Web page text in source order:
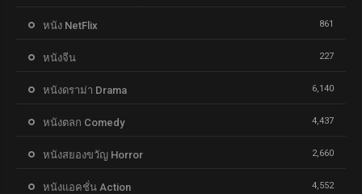
หนัง NetFlix 861
หนังจีน 227
หนังดราม่า Drama 6,140
หนังตลก Comedy 4,437
หนังสยองขวัญ Horror 2,660
หนังแอคชั่น Action 4,552